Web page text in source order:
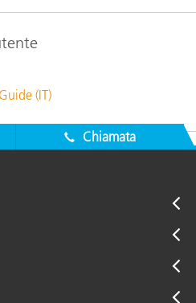
(IT)
Chiamata